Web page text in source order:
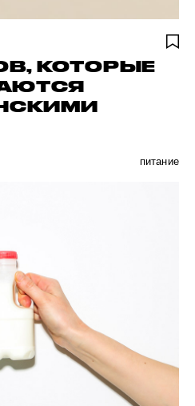
КОТОРЫЕ
питание